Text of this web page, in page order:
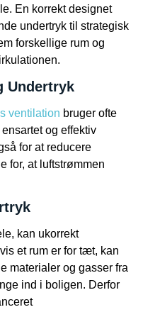
En korrekt designet
undertryk til strategisk
forskellige rum og
Undertryk
ventilation bruger ofte
og effektiv
for at reducere
for, at luftstrømmen
kan ukorrekt
et rum er for tæt, kan
materialer og gasser fra
ind i boligen. Derfor